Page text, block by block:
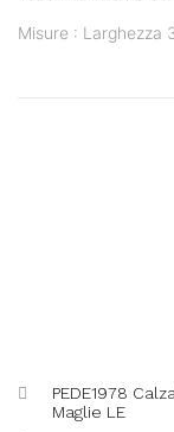
Misure : Larghezza
PEDE1978
Maglie LE